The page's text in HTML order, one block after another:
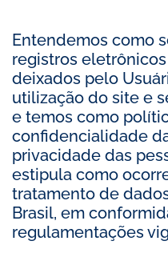
Entendemos como
registros
deixados pelo
utilização do site e
e temos como
confidencialidade
privacidade das
estipula como
tratamento de
Brasil, em
regulamentações